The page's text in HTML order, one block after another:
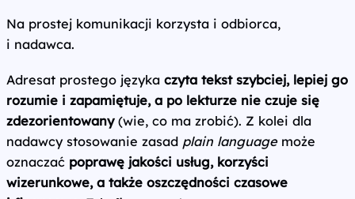
Na prostej komunikacji korzysta i odbiorca,
i nadawca.
Adresat prostego języka czyta tekst szybciej, lepiej go
rozumie i zapamiętuje, a po lekturze nie czuje się
zdezorientowany(wie, co ma zrobić). Z kolei dla
nadawcy stosowanie zasad plain languagemoże
oznaczać poprawę jakości usług, korzyści
wizerunkowe, a także oszczędności czasowe